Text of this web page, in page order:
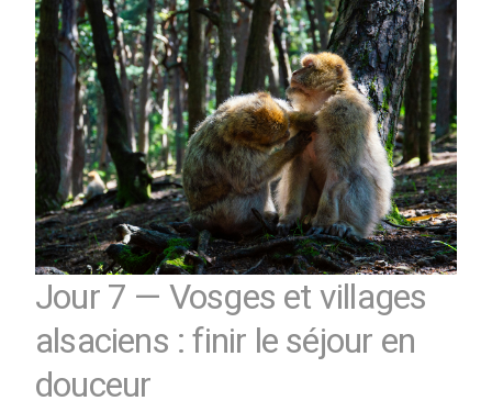
Jour 7 — Vosges et villages
alsaciens : finir le séjour en
douceur